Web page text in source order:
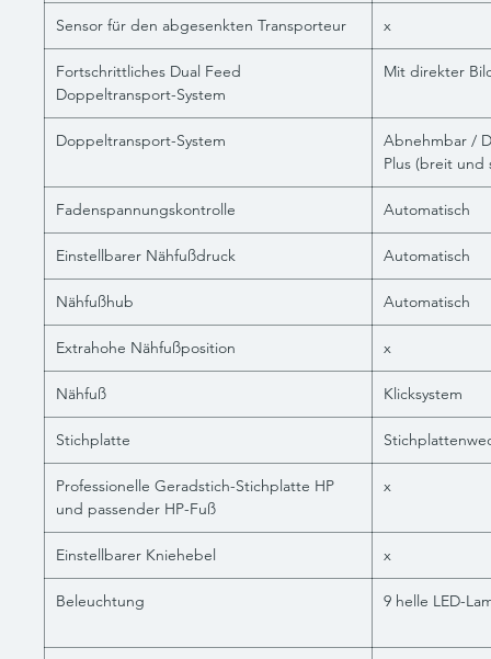
Sensor für den abgesenkten Transporteur x
Fortschrittliches Dual Feed
Doppeltransport-System
Mit direkter
Doppeltransport-System
Abnehmbar /
Plus (breit und
Fadenspannungskontrolle Automatisch
Einstellbarer Nähfußdruck Automatisch
Nähfußhub Automatisch
Extrahohe Nähfußposition x
Nähfuß Klicksystem
Stichplatte
Professionelle Geradstich-Stichplatte HP
und passender HP-Fuß
x
Einstellbarer Kniehebel x
Beleuchtung 9 helle LED-